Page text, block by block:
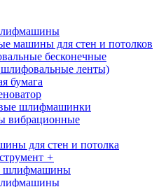
машины для стен и потолков
бесконечные
ленты)
бумага
шлифмашинки
для стен и потолка
+
шлифмашины